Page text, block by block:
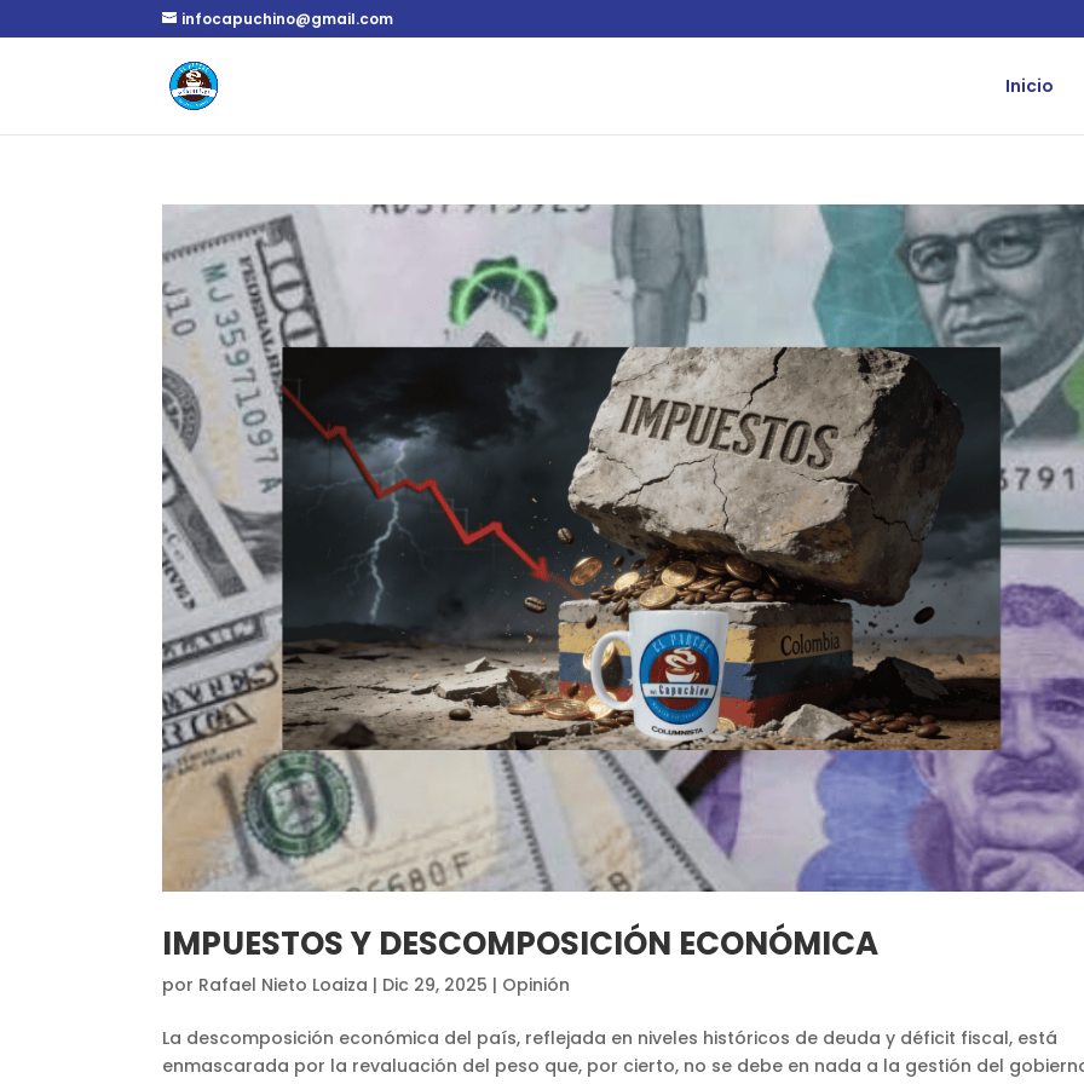
infocapuchino@gmail.com
Inicio
IMPUESTOS Y DESCOMPOSICIÓN ECONÓMICA
por Rafael Nieto Loaiza | Dic 29, 2025 | Opinión
La descomposición económica del país, reflejada en niveles históricos de deuda y déficit fiscal, está
enmascarada por la revaluación del peso que, por cierto, no se debe en nada a la gestión del